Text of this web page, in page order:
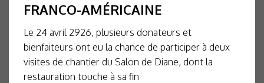
FRANCO-AMÉRICAINE
Le 24 avril 2926, plusieurs donateurs et
bienfaiteurs ont eu la chance de participer à deux
visites de chantier du Salon de Diane, dont la
restauration touche à sa fin